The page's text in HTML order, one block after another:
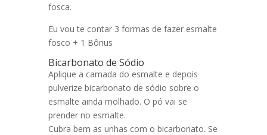
fosca.
Eu vou te contar 3 formas de fazer esmalte
fosco + 1 Bônus
Bicarbonato de Sódio
Aplique a camada do esmalte e depois
pulverize bicarbonato de sódio sobre o
esmalte ainda molhado. O pó vai se
prender no esmalte.
Cubra bem as unhas com o bicarbonato. Se